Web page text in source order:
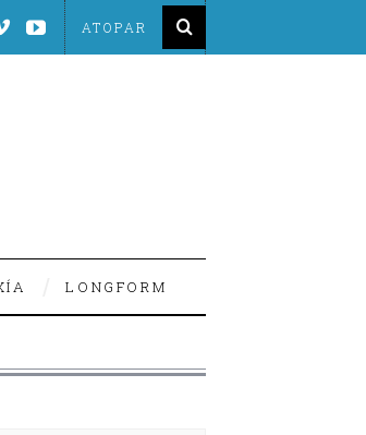
LONGFORM